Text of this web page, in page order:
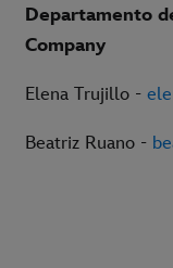
Departamento
Company
Elena Trujillo -
Beatriz Ruano -